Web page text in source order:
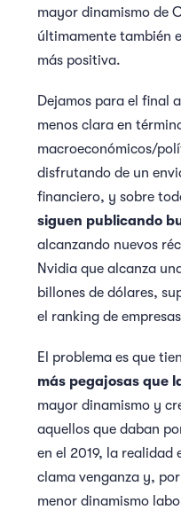
mayor dinamismo de
últimamente también
más positiva.
Dejamos para el final
menos clara en
macroeconómicos/
disfrutando de un
financiero, y sobre
siguen publicando
alcanzando nuevos
Nvidia que alcanza
billones de dólares,
el ranking de
El problema es que
más pegajosas que
mayor dinamismo y
aquellos que daban
en el 2019, la realidad
clama venganza y,
menor dinamismo